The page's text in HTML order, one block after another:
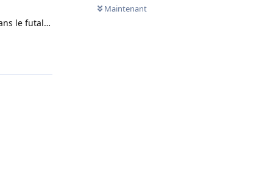
Maintenant
le futal…